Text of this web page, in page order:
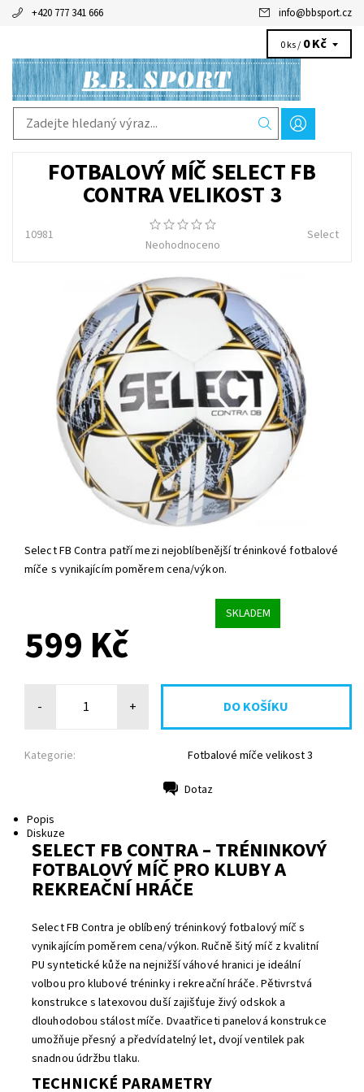
+420 777 341 666 info@bbsport.cz
0 ks / 0 Kč
FOTBALOVÝ MÍČ SELECT FB
CONTRA VELIKOST 3
10981
Neohodnoceno
Select
Select FB Contra patří mezi nejoblíbenější tréninkové fotbalové
míče s vynikajícím poměrem cena/výkon.
SKLADEM
599 Kč
- +
Kategorie: Fotbalové míče velikost 3
Dotaz
Popis
Diskuze
SELECT FB CONTRA – TRÉNINKOVÝ
FOTBALOVÝ MÍČ PRO KLUBY A
REKREAČNÍ HRÁČE
Select FB Contra je oblíbený tréninkový fotbalový míč s
vynikajícím poměrem cena/výkon. Ručně šitý míč z kvalitní
PU syntetické kůže na nejnižší váhové hranici je ideální
volbou pro klubové tréninky i rekreační hráče. Pětivrstvá
konstrukce s latexovou duší zajišťuje živý odskok a
dlouhodobou stálost míče. Dvaatřiceti panelová konstrukce
umožňuje přesný a předvídatelný let, dvojí ventilek pak
snadnou údržbu tlaku.
TECHNICKÉ PARAMETRY